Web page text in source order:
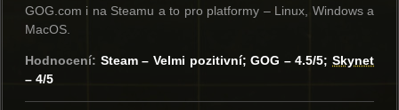
GOG.com i na Steamu a to pro platformy – Linux, Windows a
MacOS.
Hodnocení: Steam – Velmi pozitivní; GOG – 4.5/5; Skynet
– 4/5